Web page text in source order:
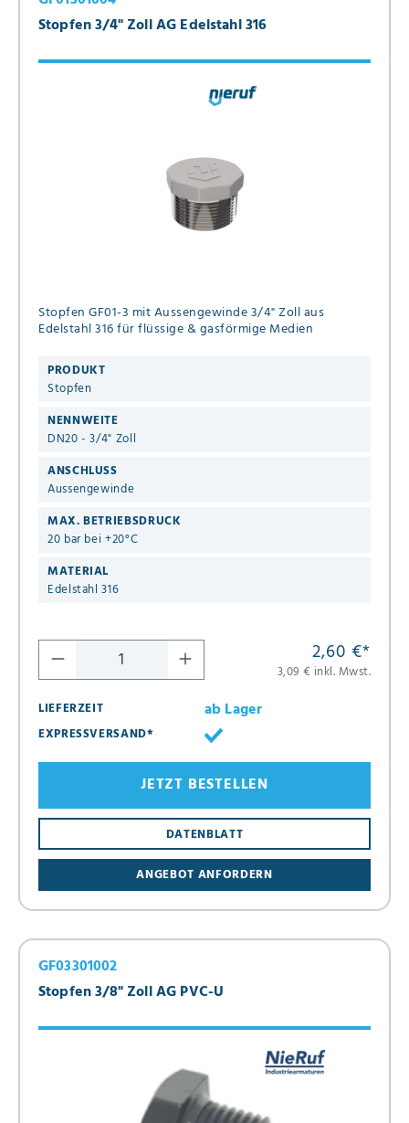
Stopfen 3/4" Zoll AG Edelstahl 316
Stopfen GF01-3 mit Aussengewinde 3/4" Zoll aus
Edelstahl 316 für flüssige & gasförmige Medien
PRODUKT
Stopfen
NENNWEITE
DN20 - 3/4" Zoll
ANSCHLUSS
Aussengewinde
MAX. BETRIEBSDRUCK
20 bar bei +20°C
MATERIAL
Edelstahl 316
2,60 €*
3,09 € inkl. Mwst.
LIEFERZEIT
ab Lager
EXPRESSVERSAND*
ANGEBOT ANFORDERN
DATENBLATT
JETZT BESTELLEN
Stopfen 3/8" Zoll AG PVC-U
GF03301002